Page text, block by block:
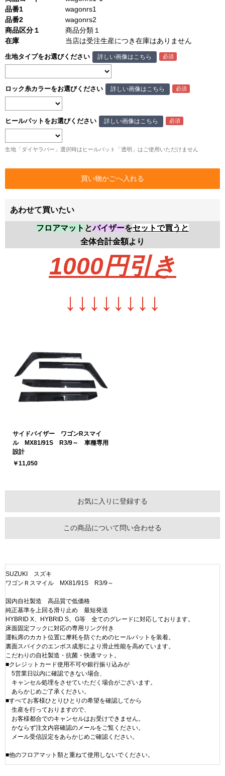
品番1
wagonrs1
品番2
wagonrs2
商品区分１
商品分類１
在庫
当店は受注生産につき在庫はありません
生地タイプをお選びください 詳しい画像はこちら
ロック糸カラーをお選びください 詳しい画像はこちら
ヒールパットをお選びください 詳しい画像はこちら
生地「ダイヤラバー」選択時はヒールパット「透明」はご使用いただけません
あわせて買いたい
フロアマット とバイザーをセットで買うと
全体合計金額より
1000円引き
↓ ↓ ↓ ↓ ↓ ↓ ↓ ↓
サイドバイザー ワゴンRスマイ
ル MX81/91S R3/9～ 車種専用
設計
￥11,050
お気に入りに登録する
この商品について問い合わせる
SUZUKI スズキ
ワゴンＲスマイル MX81/91S R3/9～
国内自社製造 高品質で低価格
純正基準を上回る滑り止め 最短発送
HYBRID X、HYBRID S、G等 全てのグレードに対応しております。
床面固定フックに対応の専用リング付き
運転席のカカト位置に摩耗を防ぐためのヒールパットを装着。
裏面スパイクのエンボス成形により滑止性能を高めています。
こだわりの自社製造・抗菌・快適マット。
■クレジットカード使用不可や銀行振り込みが
5営業日以内に確認できない場合、
キャンセル処理をさせていただく場合がございます。
あらかじめご了承ください。
■すべてお客様ひとりひとりの希望を確認してから
生産を行っておりますので、
お客様都合でのキャンセルはお受けできません。
かならず注文内容確認のメールをご覧ください。
メール受信設定をあらかじめご確認ください。
■他のフロアマット類と重ねて使用しないでください。